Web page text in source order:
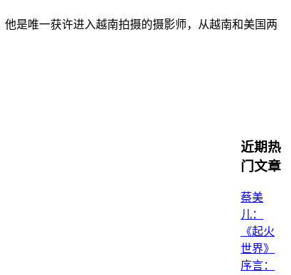
是唯一获许进入越南拍摄的摄影师，从越南和美国两
近期热
门文章
蔡美
儿：
《起火
世界》
序言：